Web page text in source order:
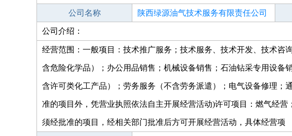
公司名称 陕西绿源油气技术服务有限责任公司
公司介绍：
经营范围：一般项目：技术推广服务；技术服务、技术开发、技术咨
含危险化学品）；办公用品销售；机械设备销售；石油钻采专用设备
含许可类化工产品）；劳务服务（不含劳务派遣）；电气设备修理
准的项目外，凭营业执照依法自主开展经营活动)许可项目：燃气经
须经批准的项目，经相关部门批准后方可开展经营活动，具体经营项